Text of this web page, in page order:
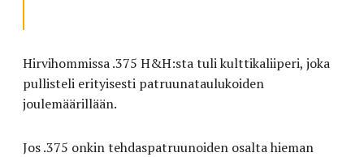
Hirvihommissa .375 H&H:sta tuli kulttikaliiperi, joka
pullisteli erityisesti patruunataulukoiden
joulemäärillään.
Jos .375 onkin tehdaspatruunoiden osalta hieman